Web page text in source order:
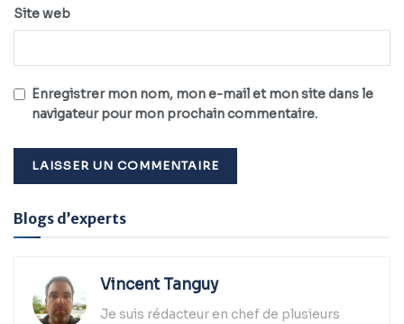
Site web
Enregistrer mon nom, mon e-mail et mon site dans le
navigateur pour mon prochain commentaire.
Alternative:
Blogs d’experts
Vincent Tanguy
Je suis rédacteur en chef de plusieurs